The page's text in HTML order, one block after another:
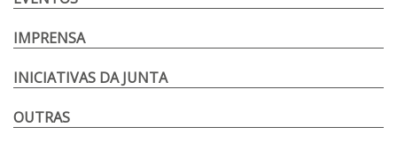
IMPRENSA
INICIATIVAS DA JUNTA
OUTRAS